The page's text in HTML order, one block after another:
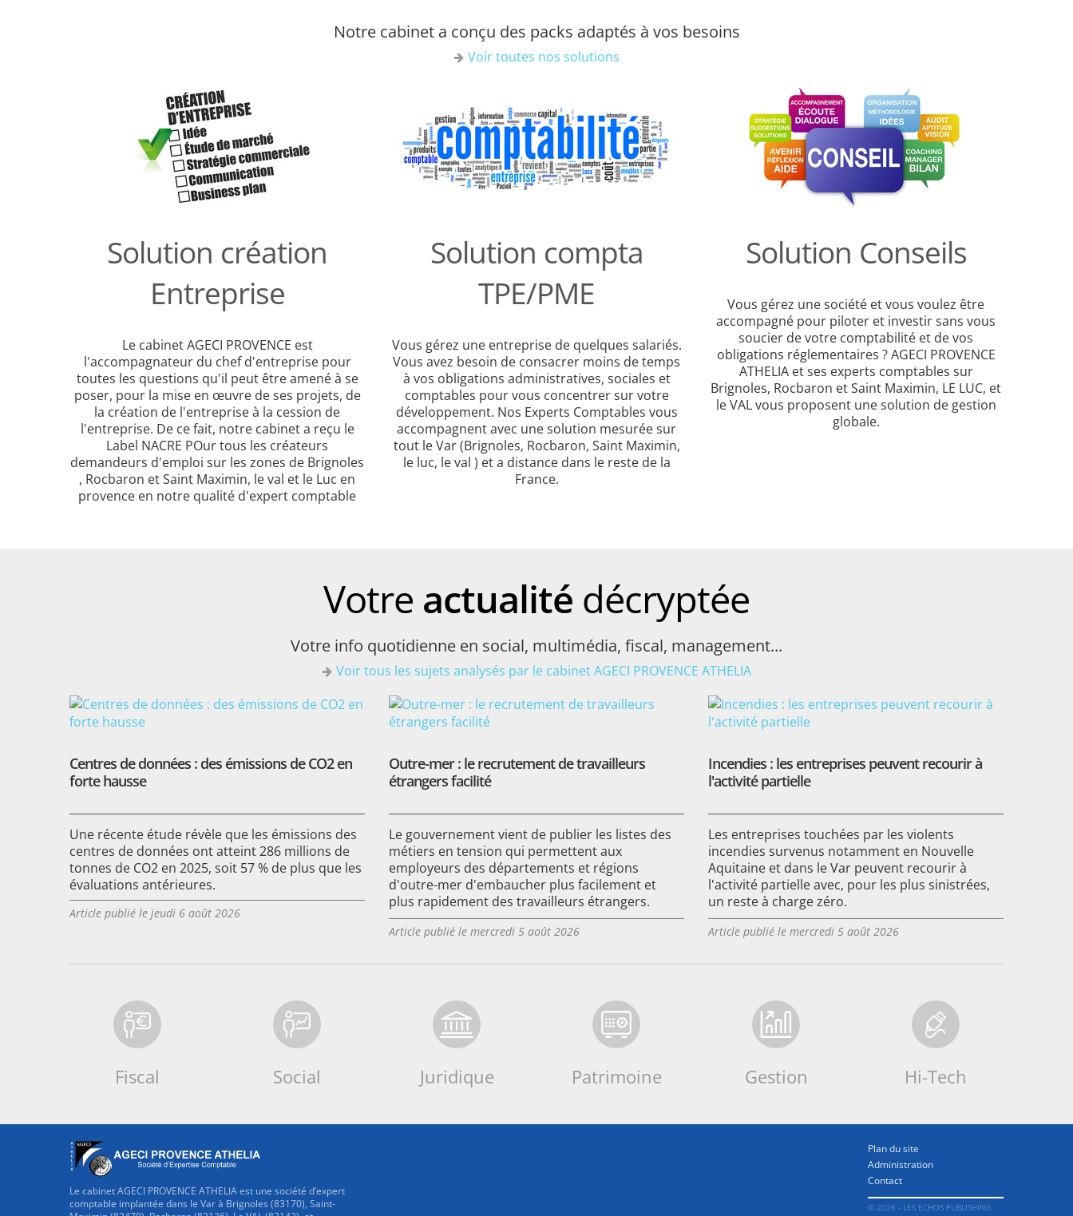
Notre cabinet a conçu des packs adaptés à vos besoins
Voir toutes nos solutions
Solution création
Entreprise
Le cabinet AGECI PROVENCE est
l'accompagnateur du chef d'entreprise pour
toutes les questions qu'il peut être amené à se
poser, pour la mise en œuvre de ses projets, de
la création de l'entreprise à la cession de
l'entreprise. De ce fait, notre cabinet a reçu le
Label NACRE POur tous les créateurs
demandeurs d'emploi sur les zones de Brignoles
, Rocbaron et Saint Maximin, le val et le Luc en
provence en notre qualité d'expert comptable
Solution compta
TPE/PME
Vous gérez une entreprise de quelques salariés.
Vous avez besoin de consacrer moins de temps
à vos obligations administratives, sociales et
comptables pour vous concentrer sur votre
développement. Nos Experts Comptables vous
accompagnent avec une solution mesurée sur
tout le Var (Brignoles, Rocbaron, Saint Maximin,
le luc, le val ) et a distance dans le reste de la
France.
Solution Conseils
Vous gérez une société et vous voulez être
accompagné pour piloter et investir sans vous
soucier de votre comptabilité et de vos
obligations réglementaires ? AGECI PROVENCE
ATHELIA et ses experts comptables sur
Brignoles, Rocbaron et Saint Maximin, LE LUC, et
le VAL vous proposent une solution de gestion
globale.
Votre actualité décryptée
Votre info quotidienne en social, multimédia, fiscal, management...
Voir tous les sujets analysés par le cabinet AGECI PROVENCE ATHELIA
Centres de données : des émissions de CO2 en
forte hausse
Une récente étude révèle que les émissions des
centres de données ont atteint 286 millions de
tonnes de CO2 en 2025, soit 57 % de plus que les
évaluations antérieures.
Article publié le jeudi 6 août 2026
Outre-mer : le recrutement de travailleurs
étrangers facilité
Le gouvernement vient de publier les listes des
métiers en tension qui permettent aux
employeurs des départements et régions
d'outre-mer d'embaucher plus facilement et
plus rapidement des travailleurs étrangers.
Article publié le mercredi 5 août 2026
Incendies : les entreprises peuvent recourir à
l'activité partielle
Les entreprises touchées par les violents
incendies survenus notamment en Nouvelle
Aquitaine et dans le Var peuvent recourir à
l'activité partielle avec, pour les plus sinistrées,
un reste à charge zéro.
Article publié le mercredi 5 août 2026
Fiscal Social Juridique Patrimoine Gestion Hi-Tech
Le cabinet AGECI PROVENCE ATHELIA est une société d’expert
comptable implantée dans le Var à Brignoles (83170), Saint-
Plan du site
Administration
Contact
© 2026 - LES ECHOS PUBLISHING